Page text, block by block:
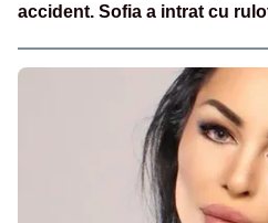
accident. Sofia a intrat cu